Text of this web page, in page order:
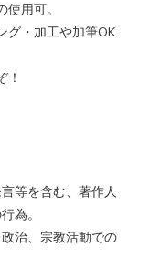
用可。
グ・加工や加筆OK
！
等を含む、著作人
為。
治、宗教活動での